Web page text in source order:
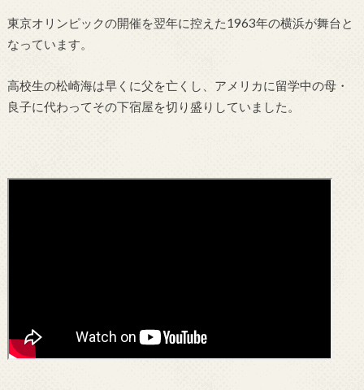
東京オリンピックの開催を翌年に控えた1963年の横浜が舞台と
なっています。
高校生の松崎海は早くに父を亡くし、アメリカに留学中の母・
良子に代わってその下宿屋を切り盛りしていました。